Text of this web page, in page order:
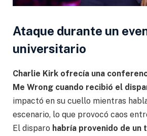
Ataque durante un
universitario
Charlie Kirk ofrecía una
Me Wrong cuando recibió el
impactó en su cuello mientras
escenario, lo que provocó caos
El disparo habría provenido de un